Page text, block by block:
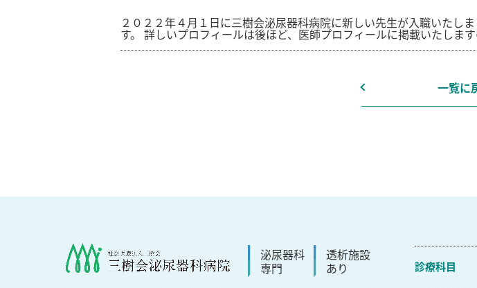
２０２２年４月１日に三樹会泌尿器科病院に新しい先生が入職いたしま
す。 詳しいプロフィールは後ほど、医師プロフィールに掲載いたしま
一覧に
泌尿器科
専門
透析施設
あり
診療科目